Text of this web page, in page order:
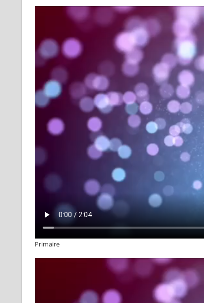
Primaire